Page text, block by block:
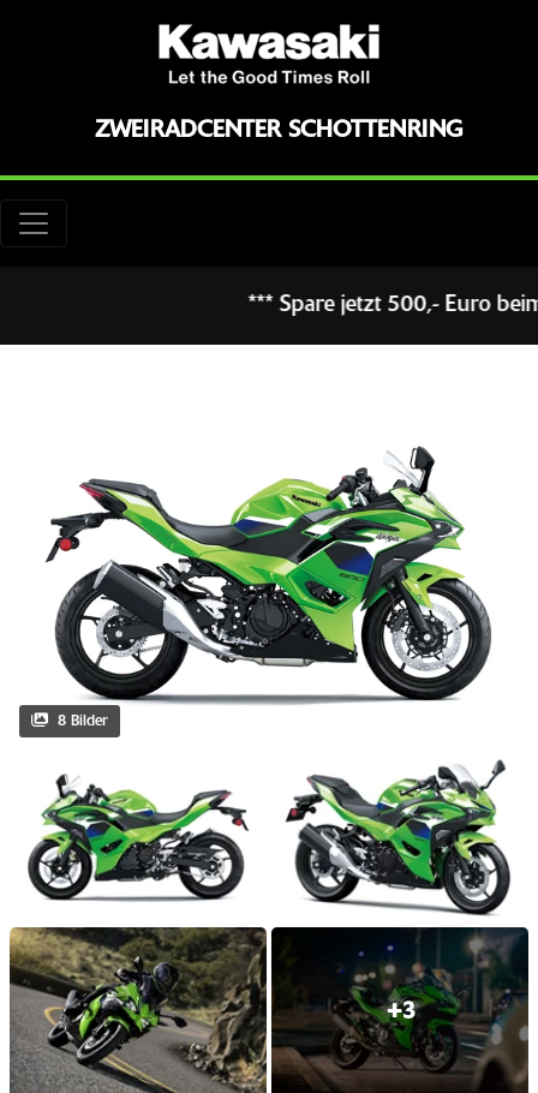
ZWEIRADCENTER SCHOTTENRING
*** Spare jetzt 500,- Euro beim
8 Bilder
+3